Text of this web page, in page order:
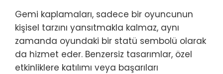
Gemi kaplamaları, sadece bir oyuncunun
kişisel tarzını yansıtmakla kalmaz, aynı
zamanda oyundaki bir statü sembolü olarak
da hizmet eder. Benzersiz tasarımlar, özel
etkinliklere katılımı veya başarıları